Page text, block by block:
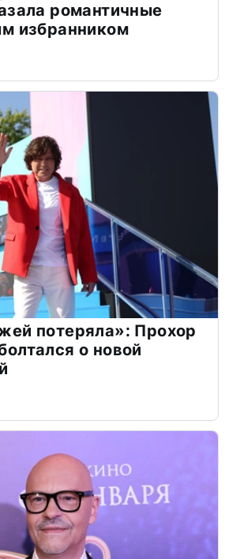
романтичные
избранником
потеряла»: Прохор
о новой